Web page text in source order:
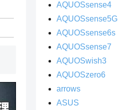
AQUOSsense4
AQUOSsense5G
AQUOSsense6s
AQUOSsense7
AQUOSwish3
AQUOSzero6
arrows
ASUS